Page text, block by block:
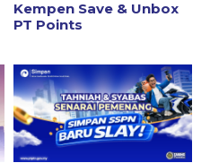
Kempen Save & Unbox
PT Points